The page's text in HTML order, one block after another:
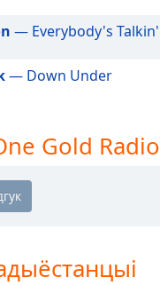
— Everybody's Talkin'
— Down Under
Gold Radio